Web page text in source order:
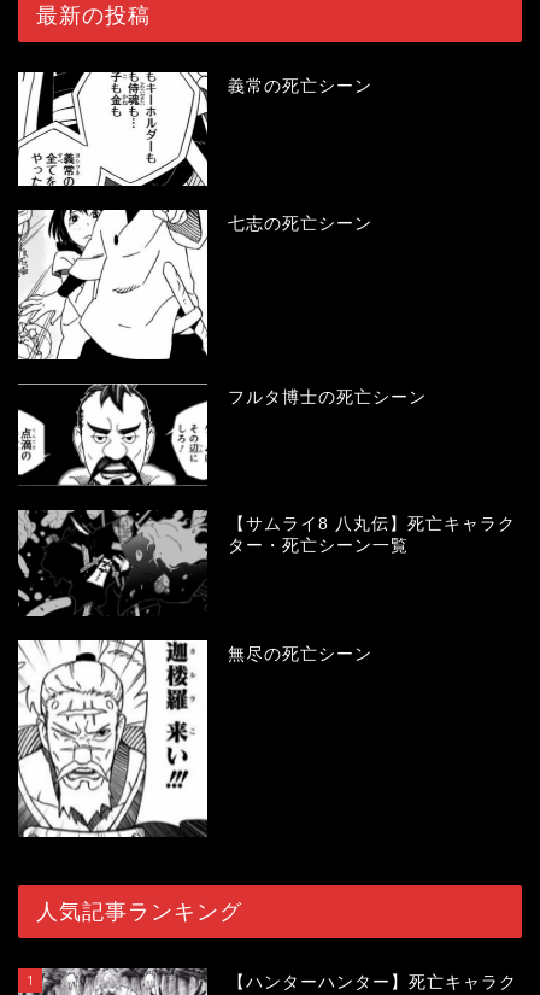
最新の投稿
義常の死亡シーン
七志の死亡シーン
フルタ博士の死亡シーン
【サムライ8 八丸伝】死亡キャラク
ター・死亡シーン一覧
無尽の死亡シーン
人気記事ランキング
1
【ハンターハンター】死亡キャラク